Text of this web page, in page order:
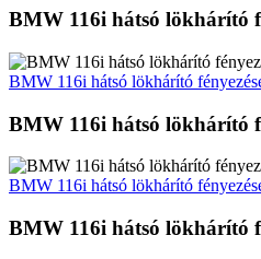
BMW 116i hátsó lökhárító
BMW 116i hátsó lökhárító
BMW 116i hátsó lökhárító
BMW 116i hátsó lökhárító
BMW 116i hátsó lökhárító